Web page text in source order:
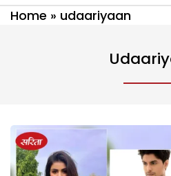
Home » udaariyaan